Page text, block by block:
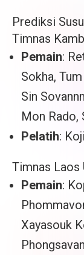
Prediksi
Timnas
Pemain:
Sokha,
Sin
Mon Rado,
Pelatih:
Timnas Laos
Pemain:
Xayasouk